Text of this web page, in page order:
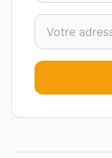
Adresse email